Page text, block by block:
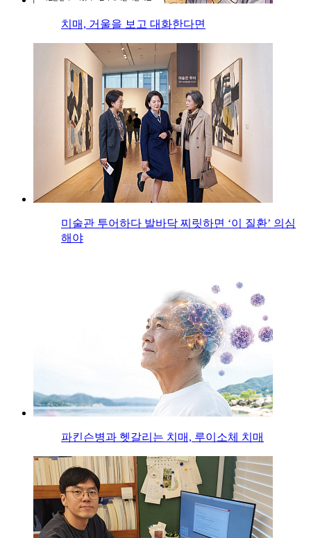
치매, 거울을 보고 대화한다면
미술관 투어하다 발바닥 찌릿하면 ‘이 질환’ 의심
해야
파킨슨병과 헷갈리는 치매, 루이소체 치매